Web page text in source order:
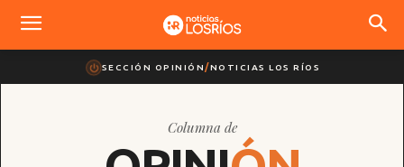
SECCIÓN OPINIÓN/NOTICIAS LOS RÍOS
Columna de